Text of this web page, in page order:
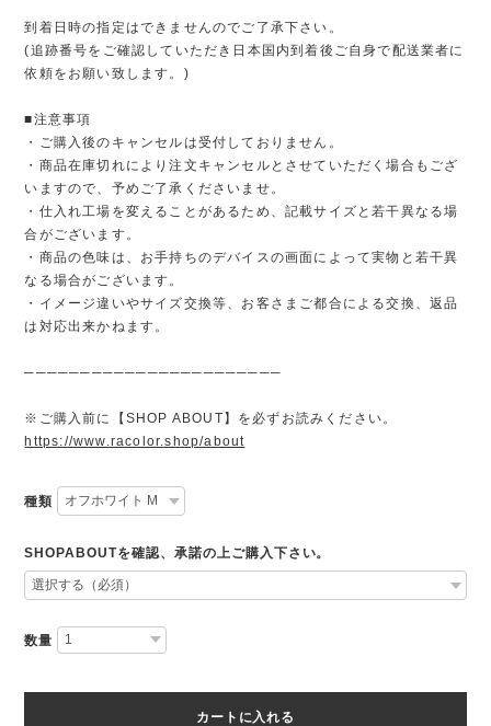
到着日時の指定はできませんのでご了承下さい。
(追跡番号をご確認していただき日本国内到着後ご自身で配送業者に
依頼をお願い致します。)
■注意事項
・ご購入後のキャンセルは受付しておりません。
・商品在庫切れにより注文キャンセルとさせていただく場合もござ
いますので、予めご了承くださいませ。
・仕入れ工場を変えることがあるため、記載サイズと若干異なる場
合がございます。
・商品の色味は、お手持ちのデバイスの画面によって実物と若干異
なる場合がございます。
・イメージ違いやサイズ交換等、お客さまご都合による交換、返品
は対応出来かねます。
───────────────────────
※ご購入前に【SHOP ABOUT】を必ずお読みください。
https://www.racolor.shop/about
種類
SHOPABOUTを確認、承諾の上ご購入下さい。
数量
カートに入れる